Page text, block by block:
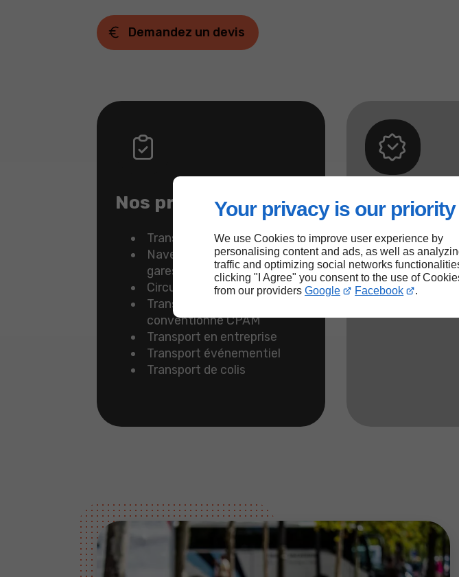
Your privacy is our priority
We use Cookies to improve user experience by
personalising content and ads, as well as
traffic and optimizing social networks
clicking "I Agree" you consent to the use of
from our providers Google Facebook .
Demandez un devis
Nos prestations
Transport toutes distances
Navettes depuis ou vers les
gares et les aéroports
Circuit touristique
Transport sanitaire
conventionné CPAM
Transport en entreprise
Transport événementiel
Transport de colis
Nos
Expérience
Notoriété
Contact
Disponibilité